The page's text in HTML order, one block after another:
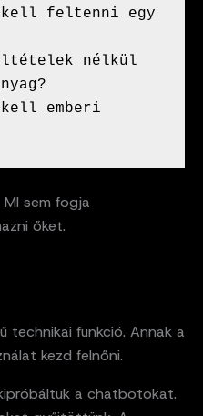
kell feltenni egy
nélkül
emberi
sem fogja
őket.
technikai funkció. Annak a
kezd felnőni.
a chatbotokat.